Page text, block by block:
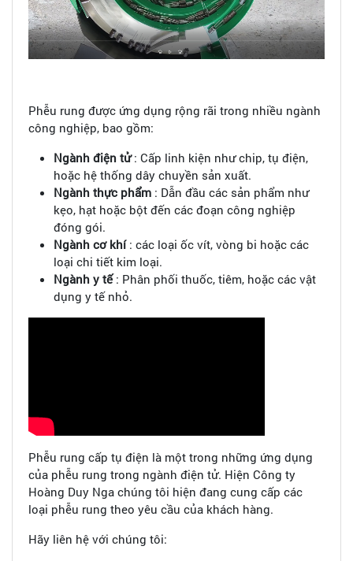
Phễu rung được ứng dụng rộng rãi trong nhiều ngành
công nghiệp, bao gồm:
Ngành điện tử: Cấp linh kiện như chip, tụ điện,
hoặc hệ thống dây chuyền sản xuất.
Ngành thực phẩm : Dẫn đầu các sản phẩm như
kẹo, hạt hoặc bột đến các đoạn công nghiệp
đóng gói.
Ngành cơ khí: các loại ốc vít, vòng bi hoặc các
loại chi tiết kim loại.
Ngành y tế: Phân phối thuốc, tiêm, hoặc các vật
dụng y tế nhỏ.
Phễu rung cấp tụ điện là một trong những ứng dụng
của phễu rung trong ngành điện tử. Hiện Công ty
Hoàng Duy Nga chúng tôi hiện đang cung cấp các
loại phễu rung theo yêu cầu của khách hàng.
Hãy liên hệ với chúng tôi: